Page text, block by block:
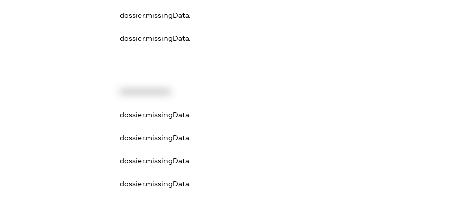
dossier.missingData
dossier.missingData
dossier.missingData
dossier.missingData
dossier.missingData
dossier.missingData